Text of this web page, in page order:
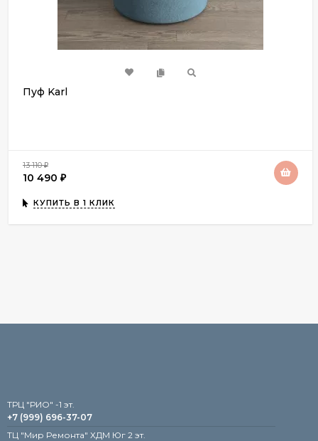
Пуф Karl
13 110₽
10 490 ₽
КУПИТЬ В 1 КЛИК
TРЦ "РИО" -1 эт.
+7 (999) 696-37-07
ТЦ "Мир Ремонта" ХДМ Юг 2 эт.